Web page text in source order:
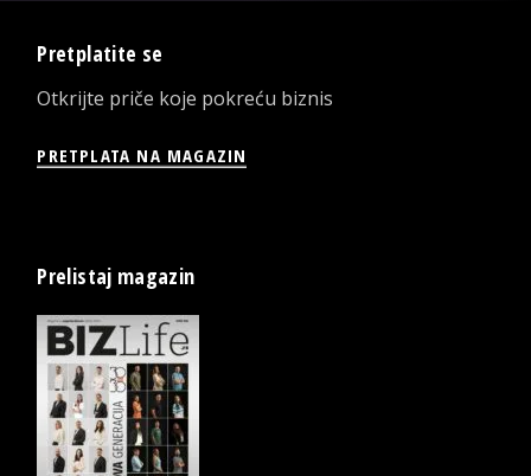
Pretplatite se
Otkrijte priče koje pokreću biznis
PRETPLATA NA MAGAZIN
Prelistaj magazin